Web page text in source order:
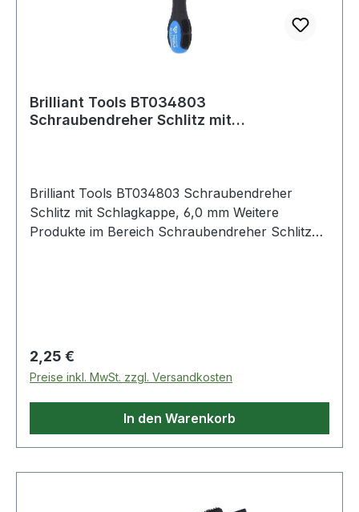
Brilliant Tools BT034803
Schraubendreher Schlitz mit
Brilliant Tools BT034803 Schraubendreher
Schlitz mit Schlagkappe, 6,0 mm Weitere
Produkte im Bereich Schraubendreher Schlitz
Regulärer Preis:
2,25 €
Preise inkl. MwSt. zzgl. Versandkosten
In den Warenkorb